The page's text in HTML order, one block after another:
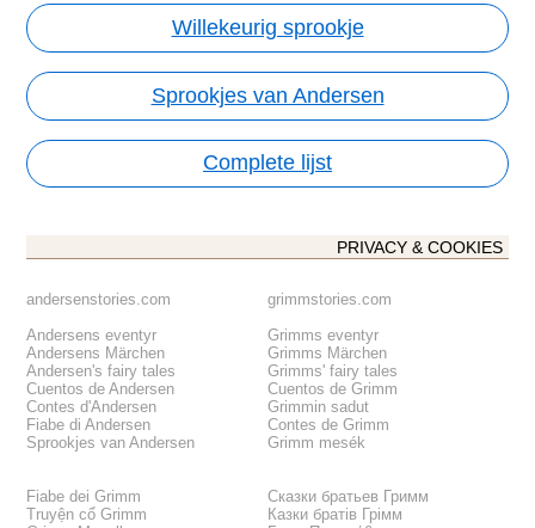
Willekeurig sprookje
Sprookjes van Andersen
Complete lijst
PRIVACY & COOKIES
andersenstories.com
Andersens eventyr
Andersens Märchen
Andersen's fairy tales
Cuentos de Andersen
Contes d'Andersen
Fiabe di Andersen
Sprookjes van Andersen
grimmstories.com
Grimms eventyr
Grimms Märchen
Grimms' fairy tales
Cuentos de Grimm
Grimmin sadut
Contes de Grimm
Grimm mesék
Fiabe dei Grimm
Truyện cổ Grimm
Сказки братьев Гримм
Казки братів Грімм